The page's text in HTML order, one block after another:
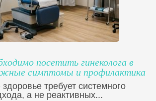
посетить гинеколога в
симптомы и профилактика
требует системного
а не реактивных...